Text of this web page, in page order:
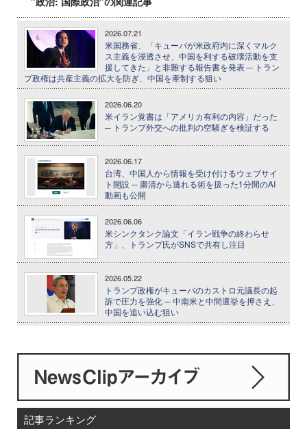
2026.07.21
米国務省、「キューバが米政府内に深くマルク
ス主義を浸透させ、中国を利する破壊活動を支
援してきた」と非難する報告書を発表 ─ トラン
プ政権は共産主義の拡大を防ぎ、中国を牽制する狙い
2026.06.20
米イラン覚書は「アメリカ有利の内容」だった
─ トランプ外交への批判の空騒ぎを検証する
2026.06.17
台湾、中国人から情報を受け付けるウェブサイ
ト開設 ─ 粛清から逃れる術を扱った1分間のAI
動画も公開
2026.06.06
米シンクタンク論文「イラン戦争の終わらせ
方」、トランプ氏がSNSで共有し注目
2026.05.22
トランプ政権がキューバのカストロ元議長の起
訴で圧力を強化 ─ 中南米と中間選挙を押さえ、
中国を追い込む狙い
記事ランキング